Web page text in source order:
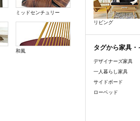
ミッドセンチュリー
和風
リビング
タグから家具
デザイナーズ家具
一人暮らし家具
サイドボード
ローベッド